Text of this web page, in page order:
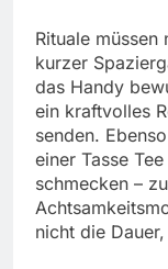
Rituale
kurzer
das Handy
ein kraftvolles
senden.
einer Tasse
schmecken –
nicht die